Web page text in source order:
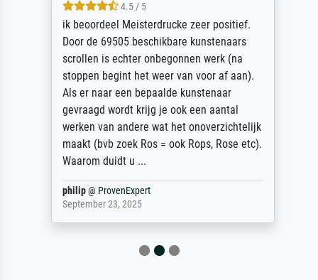
4.5 / 5
ik beoordeel Meisterdrucke zeer positief.
Door de 69505 beschikbare kunstenaars
scrollen is echter onbegonnen werk (na
stoppen begint het weer van voor af aan).
Als er naar een bepaalde kunstenaar
gevraagd wordt krijg je ook een aantal
werken van andere wat het onoverzichtelijk
maakt (bvb zoek Ros = ook Rops, Rose etc).
Waarom duidt u ...
philip@ProvenExpert
September 23, 2025